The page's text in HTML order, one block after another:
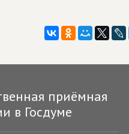
приёмная
в Госдуме